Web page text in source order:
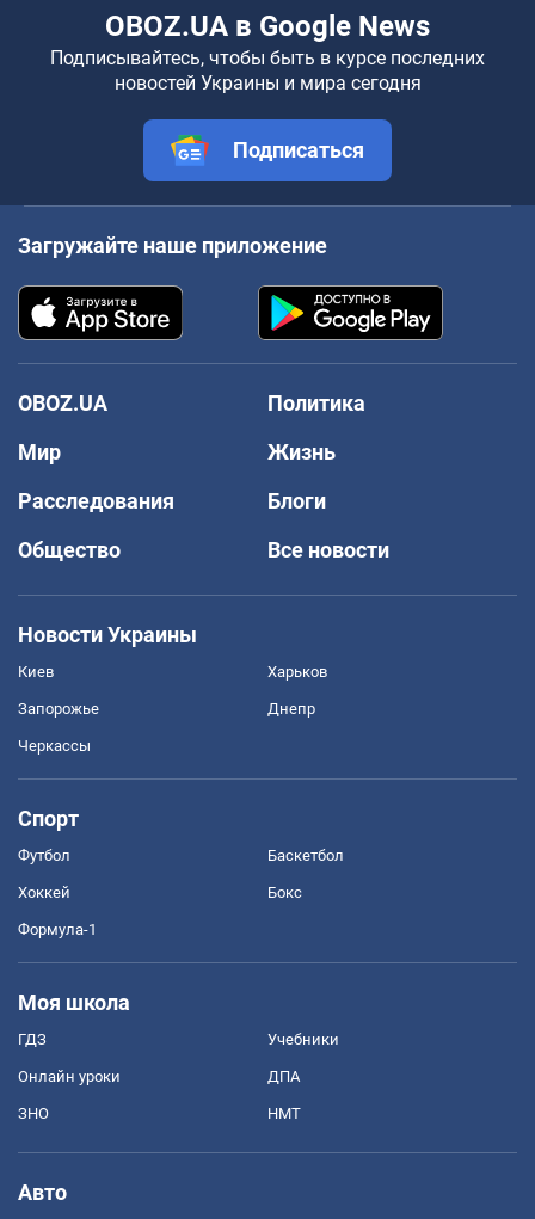
OBOZ.UA в Google News
Подписывайтесь, чтобы быть в курсе последних
новостей Украины и мира сегодня
Подписаться
Загружайте наше приложение
OBOZ.UA
Политика
Мир
Жизнь
Расследования
Блоги
Общество
Все новости
Новости Украины
Киев Харьков
Запорожье Днепр
Черкассы
Спорт
Футбол Баскетбол
Хоккей Бокс
Формула-1
Моя школа
ГДЗ Учебники
Онлайн уроки ДПА
ЗНО НМТ
Авто